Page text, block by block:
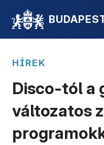
HÍREK
Disco-tól a
változatos